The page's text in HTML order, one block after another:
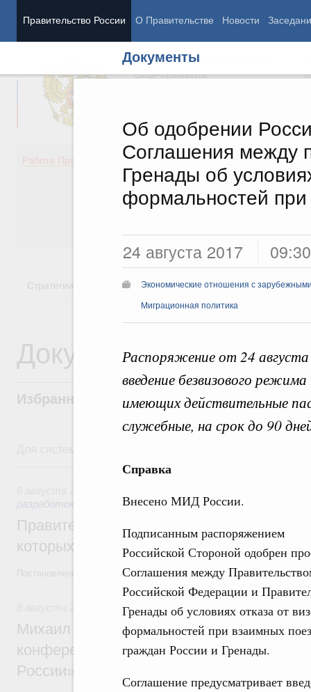
Правительство России О Правительстве Новости
Документы
Об одобрении
Соглашения между
Гренады об
формальностей при
24 августа 2017 09:30
Экономические отношения с
Миграционная политика
Распоряжение от 24
введение безвизового
имеющих действительные
служебные, на срок до 90
Справка
Внесено МИД России.
Подписанным распоряжением
Российской Стороной одобрен
Соглашения между
Российской Федерации и
Гренады об условиях отказа от
формальностей при взаимных
граждан России и Гренады.
Соглашение предусматривает
Председатель Правительства
Вице-премьеры
Работа Правительства
Демография
Здоровье
Образование
Культура
Государство
Стратегии Государственные программы
Документы
Избранные документы со справками к
разработок
Правительство расширило перечень
которых освобождаются от НДФЛ
Постановление от 5 августа 2026 года №978
Отрасль информационных технологий
Михаил Мишустин дал поручения по
конференции «Цифровая индустрия
России»